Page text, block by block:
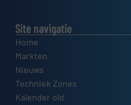
Site navigatie
Home
Markten
Nieuws
Techniek Zones
Kalender old